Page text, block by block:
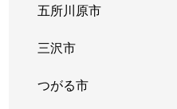
五所川原市
三沢市
つがる市